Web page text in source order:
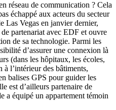
réseau de communication ? Cela
échappé aux acteurs du secteur
Las Vegas en janvier dernier,
partenariat avec EDF et ouvre
de sa technologie. Parmi les
d’assurer une connexion là
(dans les hôpitaux, les écoles,
l’intérieur des bâtiments,
balises GPS pour guider les
est d’ailleurs partenaire de
a équipé un appartement témoin